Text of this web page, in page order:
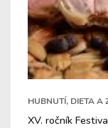
HUBNUTÍ, DIETA A
XV. ročník